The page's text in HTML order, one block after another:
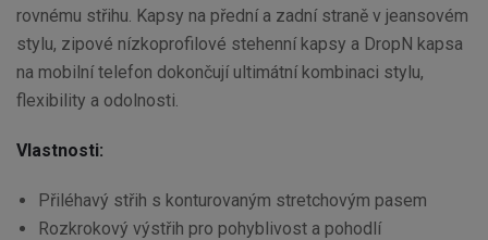
rovnému střihu. Kapsy na přední a zadní straně v jeansovém
stylu, zipové nízkoprofilové stehenní kapsy a DropN kapsa
na mobilní telefon dokončují ultimátní kombinaci stylu,
flexibility a odolnosti.
Vlastnosti:
Přiléhavý střih s konturovaným stretchovým pasem
Rozkrokový výstřih pro pohyblivost a pohodlí